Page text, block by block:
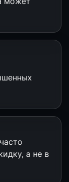
а не в